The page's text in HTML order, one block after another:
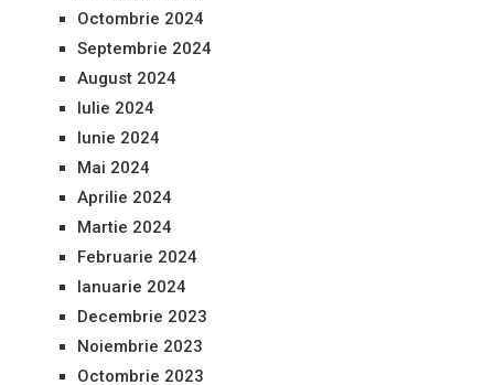
Octombrie 2024
Septembrie 2024
August 2024
Iulie 2024
Iunie 2024
Mai 2024
Aprilie 2024
Martie 2024
Februarie 2024
Ianuarie 2024
Decembrie 2023
Noiembrie 2023
Octombrie 2023